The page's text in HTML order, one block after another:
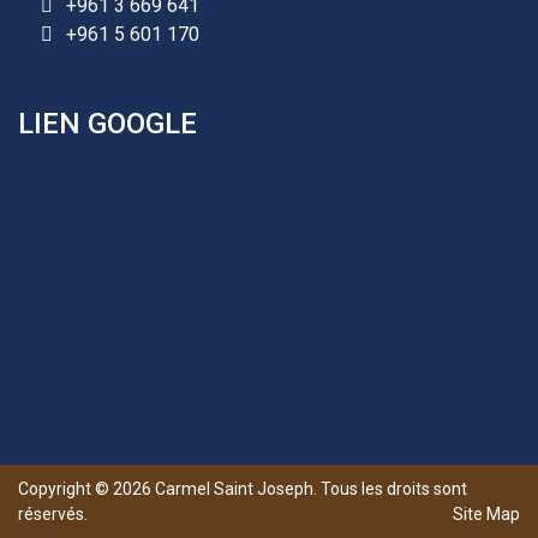
+961 25 601 171
l’avance.
+961 25 601 171
+961 3 669 641
+961 5 601 170
LIEN GOOGLE
Copyright © 2026 Carmel Saint Joseph. Tous les droits sont
réservés.
Site Map